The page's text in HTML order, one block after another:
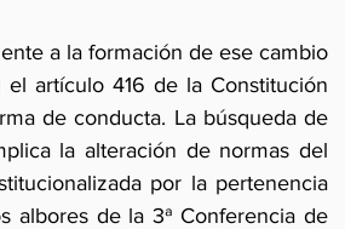
a la formación de ese cambio
artículo 416 de la Constitución
de conducta. La búsqueda de
la alteración de normas del
por la pertenencia
albores de la 3ª Conferencia de